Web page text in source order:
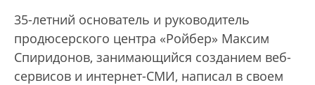
35-летний основатель и руководитель
продюсерского центра «Ройбер» Максим
Спиридонов, занимающийся созданием веб-
сервисов и интернет-СМИ, написал в своем